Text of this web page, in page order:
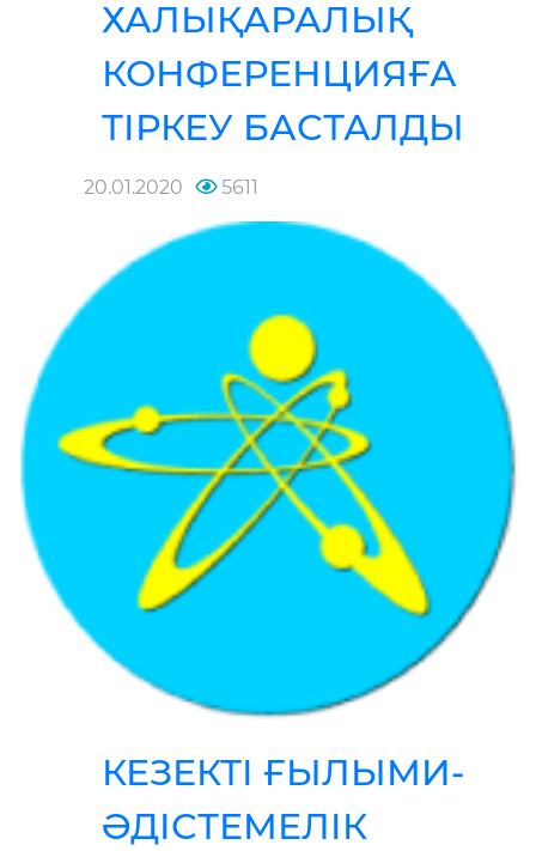
ХАЛЫҚАРАЛЫҚ
КОНФЕРЕНЦИЯҒА
ТІРКЕУ БАСТАЛДЫ
20.01.2020 5611
КЕЗЕКТІ ҒЫЛЫМИ-
ӘДІСТЕМЕЛІК